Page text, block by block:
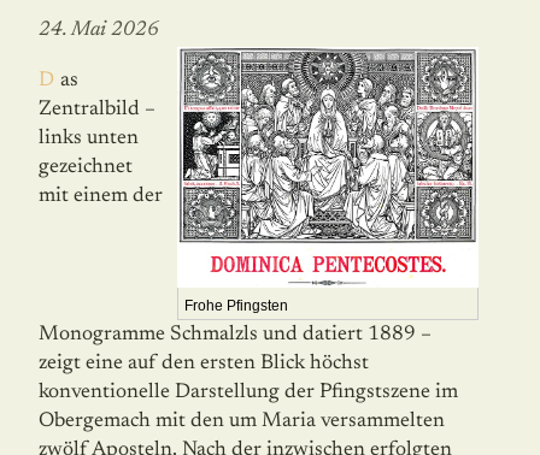
24. Mai 2026
Frohe Pfingsten
Das
Zentralbild –
links unten
gezeichnet
mit einem der
Monogramme Schmalzls und datiert 1889 –
zeigt eine auf den ersten Blick höchst
konventionelle Darstellung der Pfingstszene im
Obergemach mit den um Maria versammelten
zwölf Aposteln. Nach der inzwischen erfolgten